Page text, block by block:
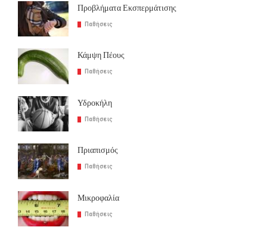
Προβλήματα Εκσπερμάτισης
Παθήσεις
Κάμψη Πέους
Παθήσεις
Υδροκήλη
Παθήσεις
Πριαπισμός
Παθήσεις
Μικροφαλία
Παθήσεις